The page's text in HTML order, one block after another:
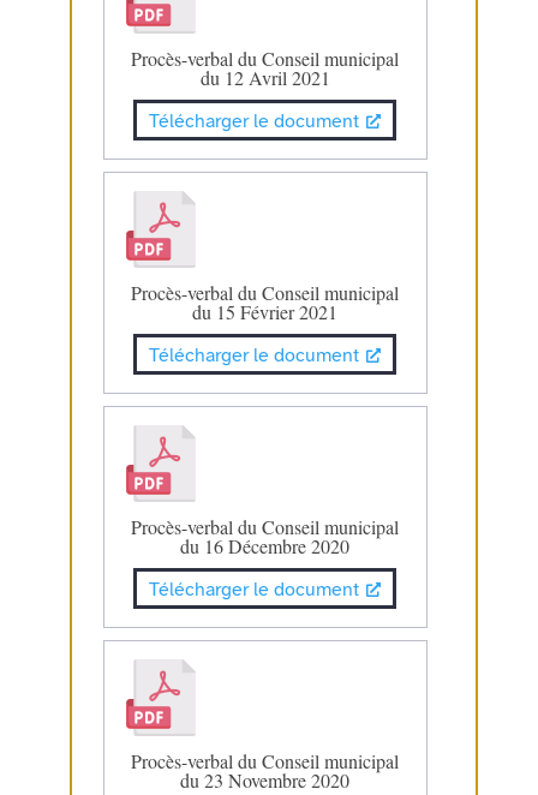
Procès-verbal du Conseil municipal
du 12 Avril 2021
Télécharger le document
Procès-verbal du Conseil municipal
du 15 Février 2021
Télécharger le document
Procès-verbal du Conseil municipal
du 16 Décembre 2020
Télécharger le document
Procès-verbal du Conseil municipal
du 23 Novembre 2020